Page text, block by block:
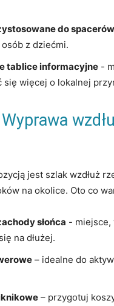
do⁣
z dziećmi.
tablice informacyjne ​-
się‌ więcej o lokalnej
jest ⁤szlak wzdłuż
na okolice. Oto co
słońca ⁢- miejsce,
⁢na dłużej.
– idealne do
– przygotuj